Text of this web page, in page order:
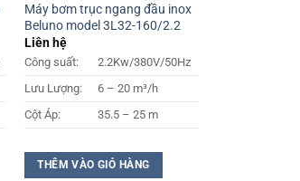
Máy bơm trục ngang đầu inox
Beluno model 3L32-160/2.2
Liên hệ
Công suất:
2.2Kw/380V/50Hz
Lưu Lượng:
6 – 20 m³/h
Cột Áp:
35.5 – 25 m
THÊM VÀO GIỎ HÀNG